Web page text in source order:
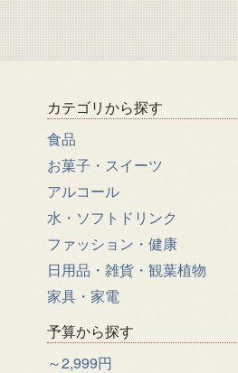
カテゴリから探す
食品
お菓子・スイーツ
アルコール
水・ソフトドリンク
ファッション・健康
日用品・雑貨・観葉植物
家具・家電
予算から探す
～2,999円